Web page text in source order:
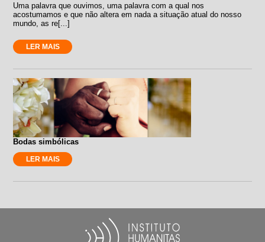
Uma palavra que ouvimos, uma palavra com a qual nos
acostumamos e que não altera em nada a situação atual do nosso
mundo, as re[...]
LER MAIS
Bodas simbólicas
LER MAIS